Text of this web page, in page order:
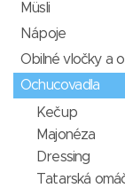
Müsli
Nápoje
Obilné vločky a
Ochucovadla
Kečup
Majonéza
Dressing
Tatarská